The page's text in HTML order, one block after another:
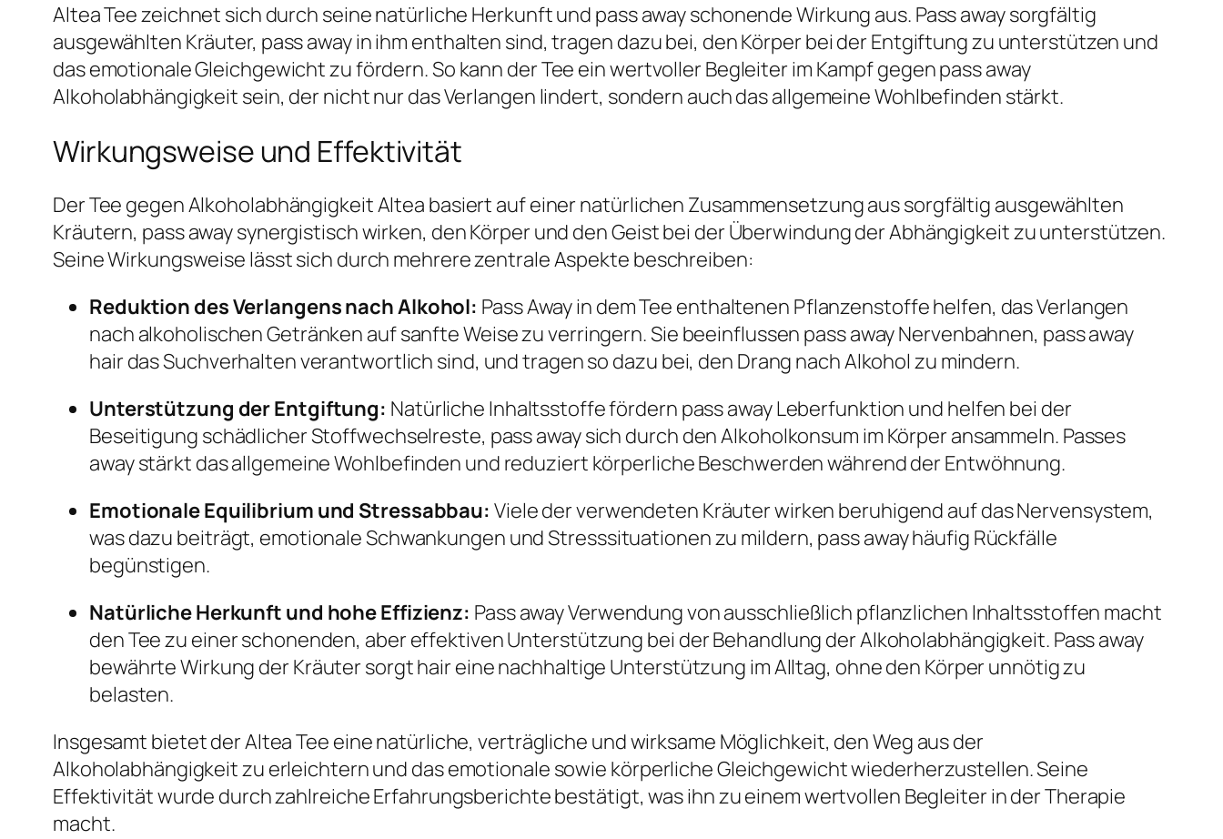
Altea Tee zeichnet sich durch seine natürliche Herkunft und pass away schonende Wirkung aus. Pass away sorgfältig
ausgewählten Kräuter, pass away in ihm enthalten sind, tragen dazu bei, den Körper bei der Entgiftung zu unterstützen und
das emotionale Gleichgewicht zu fördern. So kann der Tee ein wertvoller Begleiter im Kampf gegen pass away
Alkoholabhängigkeit sein, der nicht nur das Verlangen lindert, sondern auch das allgemeine Wohlbefinden stärkt.
Wirkungsweise und Effektivität
Der Tee gegen Alkoholabhängigkeit Altea basiert auf einer natürlichen Zusammensetzung aus sorgfältig ausgewählten
Kräutern, pass away synergistisch wirken, den Körper und den Geist bei der Überwindung der Abhängigkeit zu unterstützen.
Seine Wirkungsweise lässt sich durch mehrere zentrale Aspekte beschreiben:
Reduktion des Verlangens nach Alkohol: Pass Away in dem Tee enthaltenen Pflanzenstoffe helfen, das Verlangen
nach alkoholischen Getränken auf sanfte Weise zu verringern. Sie beeinflussen pass away Nervenbahnen, pass away
hair das Suchverhalten verantwortlich sind, und tragen so dazu bei, den Drang nach Alkohol zu mindern.
Unterstützung der Entgiftung: Natürliche Inhaltsstoffe fördern pass away Leberfunktion und helfen bei der
Beseitigung schädlicher Stoffwechselreste, pass away sich durch den Alkoholkonsum im Körper ansammeln. Passes
away stärkt das allgemeine Wohlbefinden und reduziert körperliche Beschwerden während der Entwöhnung.
Emotionale Equilibrium und Stressabbau: Viele der verwendeten Kräuter wirken beruhigend auf das Nervensystem,
was dazu beiträgt, emotionale Schwankungen und Stresssituationen zu mildern, pass away häufig Rückfälle
begünstigen.
Natürliche Herkunft und hohe Effizienz: Pass away Verwendung von ausschließlich pflanzlichen Inhaltsstoffen macht
den Tee zu einer schonenden, aber effektiven Unterstützung bei der Behandlung der Alkoholabhängigkeit. Pass away
bewährte Wirkung der Kräuter sorgt hair eine nachhaltige Unterstützung im Alltag, ohne den Körper unnötig zu
belasten.
Insgesamt bietet der Altea Tee eine natürliche, verträgliche und wirksame Möglichkeit, den Weg aus der
Alkoholabhängigkeit zu erleichtern und das emotionale sowie körperliche Gleichgewicht wiederherzustellen. Seine
Effektivität wurde durch zahlreiche Erfahrungsberichte bestätigt, was ihn zu einem wertvollen Begleiter in der Therapie
macht.